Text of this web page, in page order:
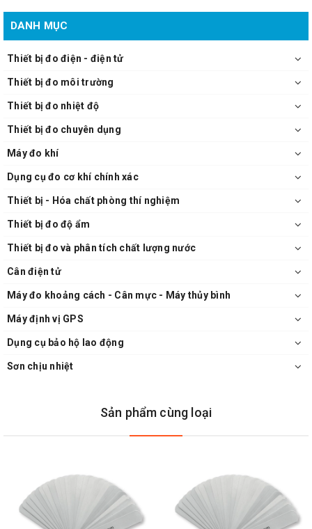
DANH MỤC
Thiết bị đo điện - điện tử
Thiết bị đo môi trường
Thiết bị đo nhiệt độ
Thiết bị đo chuyên dụng
Máy đo khí
Dụng cụ đo cơ khí chính xác
Thiết bị - Hóa chất phòng thí nghiệm
Thiết bị đo độ ẩm
Thiết bị đo và phân tích chất lượng nước
Cân điện tử
Máy đo khoảng cách - Cân mực - Máy thủy bình
Máy định vị GPS
Dụng cụ bảo hộ lao động
Sơn chịu nhiệt
Sản phẩm cùng loại